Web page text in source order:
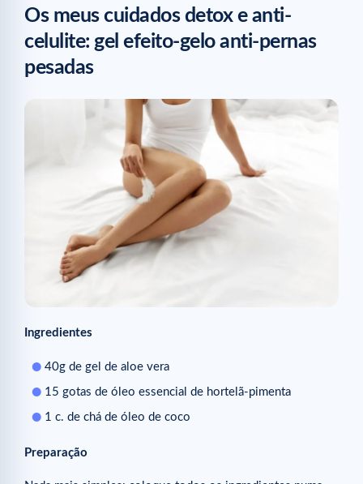
Os meus cuidados detox e anti-
celulite: gel efeito-gelo anti-pernas
pesadas
Ingredientes
40g de gel de aloe vera
15 gotas de óleo essencial de hortelã-pimenta
1 c. de chá de óleo de coco
Preparação